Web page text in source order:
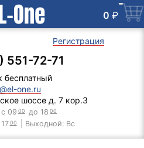
0 ₽
Регистрация
551-72-71
бесплатный
one.ru
шоссе д. 7 кор.3
09 00 до 18 00
00 | Выходной: Вс